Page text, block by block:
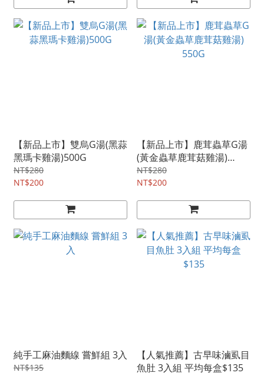
【新品上市】雙烏G湯(黑蒜
黑瑪卡雞湯)500G
NT$280
NT$200
【新品上市】鹿茸蟲草G湯
(黃金蟲草鹿茸菇雞湯)
550G
NT$280
NT$200
純手工麻油麵線 嘗鮮組 3入
NT$135
【人氣推薦】古早味滷虱目
魚肚 3入組 平均每盒$135